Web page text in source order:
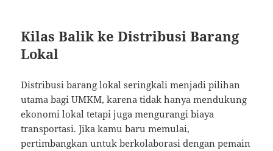
Kilas Balik ke Distribusi Barang
Lokal
Distribusi barang lokal seringkali menjadi pilihan
utama bagi UMKM, karena tidak hanya mendukung
ekonomi lokal tetapi juga mengurangi biaya
transportasi. Jika kamu baru memulai,
pertimbangkan untuk berkolaborasi dengan pemain